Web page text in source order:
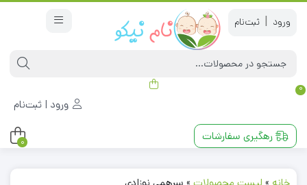
|
0
ورود | ثبت‌نام
رهگیری سفارشات 0